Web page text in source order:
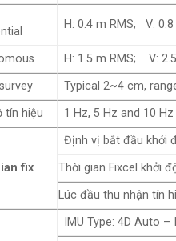
H: 0.4 m RMS; V: 0.8
H: 1.5 m RMS; V:
Typical 2~4 cm,
tín hiệu
1 Hz, 5 Hz and 10 Hz
fix
Định vị bắt đầu khởi
Thời gian Fixcel khởi
Lúc đầu thu nhận tín
IMU Type: 4D Auto –